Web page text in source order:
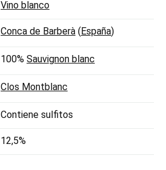
Vino blanco
Conca de Barberà (España)
100% Sauvignon blanc
Clos Montblanc
Contiene sulfitos
12,5%